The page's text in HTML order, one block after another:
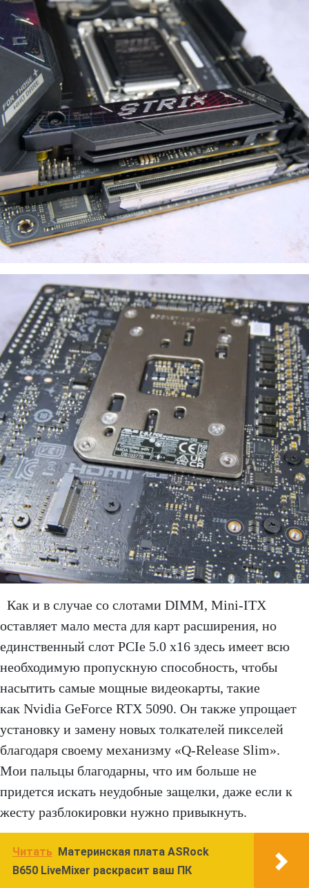
Как и в случае со слотами DIMM, Mini-ITX
оставляет мало места для карт расширения, но
единственный слот PCIe 5.0 x16 здесь имеет всю
необходимую пропускную способность, чтобы
насытить самые мощные видеокарты, такие
как Nvidia GeForce RTX 5090. Он также упрощает
установку и замену новых толкателей пикселей
благодаря своему механизму «Q-Release Slim».
Мои пальцы благодарны, что им больше не
придется искать неудобные защелки, даже если к
жесту разблокировки нужно привыкнуть.
Читать
Материнская плата ASRock
B650 LiveMixer раскрасит ваш ПК